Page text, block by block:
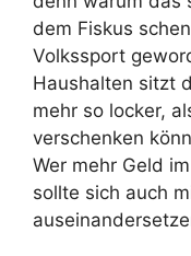
dem Fiskus
Volkssport
Haushalten sitzt
mehr so locker,
verschenken
Wer mehr Geld
sollte sich auch